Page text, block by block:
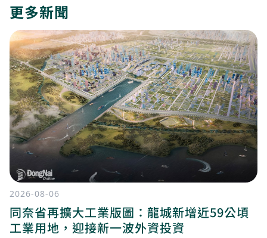
更多新聞
2026-08-06
同奈省再擴大工業版圖：龍城新增近59公頃
工業用地，迎接新一波外資投資